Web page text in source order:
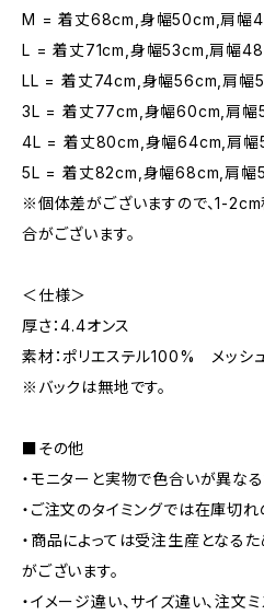
M = 着丈68cm,身幅50cm,肩幅
L = 着丈71cm,身幅53cm,肩幅
LL = 着丈74cm,身幅56cm,肩幅
3L = 着丈77cm,身幅60cm,肩幅
4L = 着丈80cm,身幅64cm,肩
5L = 着丈82cm,身幅68cm,肩幅
※個体差がございますので、1-
合がございます。
＜仕様＞
厚さ：4.4オンス
素材：ポリエステル100% メッシ
※バックは無地です。
■その他
・モニターと実物で色合いが異なる
・ご注文のタイミングでは在庫切れ
・商品によっては受注生産となる
がございます。
・イメージ違い、サイズ違い、注